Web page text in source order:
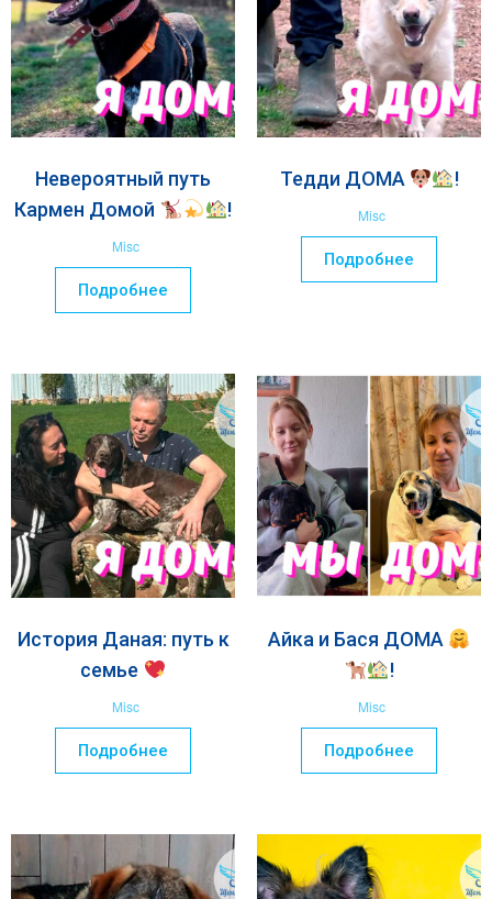
Невероятный путь
Кармен Домой
!
Misc
Подробнее
Тедди ДОМА !
Misc
Подробнее
История Даная: путь к
семье
Misc
Подробнее
Айка и Бася ДОМА
!
Misc
Подробнее